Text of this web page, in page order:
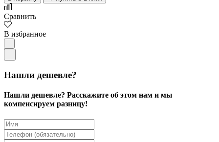
Сравнить
В избранное
Нашли дешевле?
Нашли дешевле? Расскажите об этом нам и мы
компенсируем разницу!